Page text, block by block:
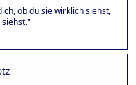
ob du sie wirklich siehst,